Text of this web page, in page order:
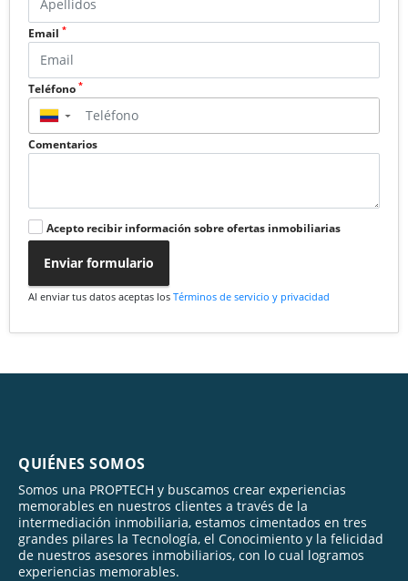
Email *
Teléfono *
▼
Comentarios
Acepto recibir información sobre ofertas inmobiliarias
Enviar formulario
Al enviar tus datos aceptas los Términos de servicio y privacidad
QUIÉNES SOMOS
Somos una PROPTECH y buscamos crear experiencias
memorables en nuestros clientes a través de la
intermediación inmobiliaria, estamos cimentados en tres
grandes pilares la Tecnología, el Conocimiento y la felicidad
de nuestros asesores inmobiliarios, con lo cual logramos
experiencias memorables.